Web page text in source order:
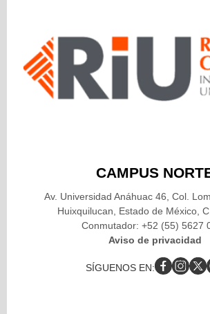
CAMPUS
Av. Universidad Anáhuac 46, Col.
Huixquilucan, Estado de México,
Conmutador: +52 (55) 5627
Aviso de privacidad
SÍGUENOS EN: